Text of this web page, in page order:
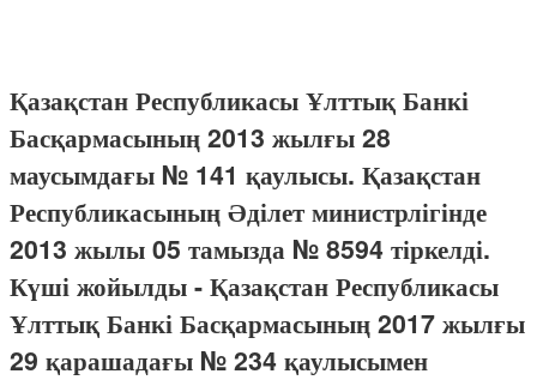
Қазақстан Республикасы Ұлттық Банкі
Басқармасының 2013 жылғы 28
маусымдағы № 141 қаулысы. Қазақстан
Республикасының Әділет министрлігінде
2013 жылы 05 тамызда № 8594 тіркелді.
Күші жойылды - Қазақстан Республикасы
Ұлттық Банкі Басқармасының 2017 жылғы
29 қарашадағы № 234 қаулысымен